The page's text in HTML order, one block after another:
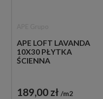
APE LOFT LAVANDA
10X30 PŁYTKA
ŚCIENNA
189,00 zł m2